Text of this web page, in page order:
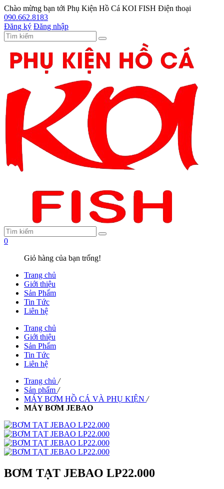
Chào mừng bạn tới Phụ Kiện Hồ Cá KOI FISH Điện thoại
090.662.8183
Đăng ký Đăng nhập
0
Giỏ hàng của bạn trống!
Trang chủ
Giới thiệu
Sản Phẩm
Tin Tức
Liên hệ
Trang chủ
Giới thiệu
Sản Phẩm
Tin Tức
Liên hệ
Trang chủ /
Sản phẩm /
MÁY BƠM HỒ CÁ VÀ PHỤ KIỆN /
MÁY BƠM JEBAO
BƠM TẠT JEBAO LP22.000